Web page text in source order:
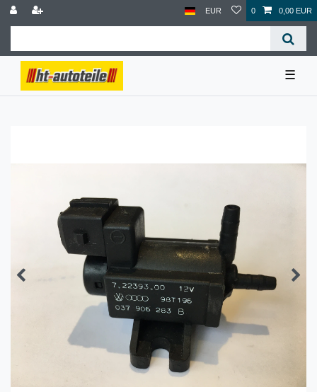
EUR 0 0,00 EUR
☰